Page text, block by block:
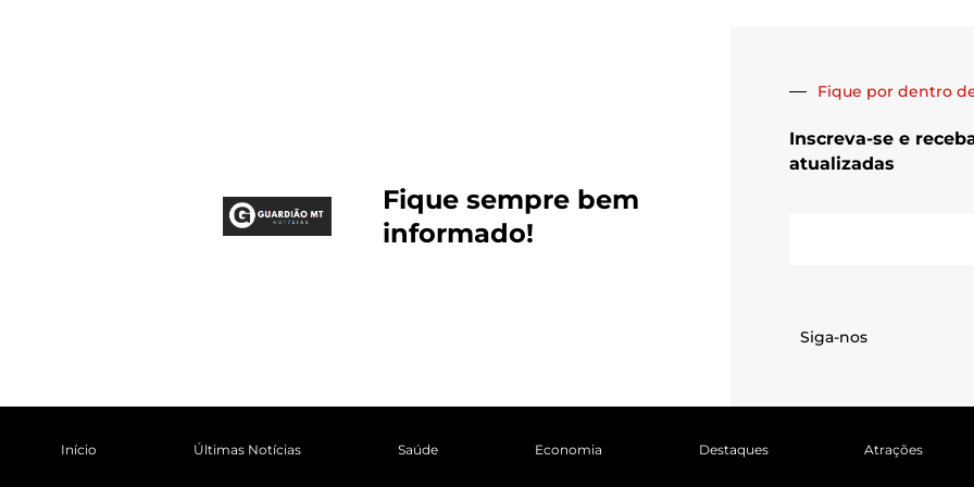
Fique sempre bem
informado!
Fique por dentro
Inscreva-se e
atualizadas
Siga-nos
Início Últimas Notícias Saúde Economia Destaques Atrações